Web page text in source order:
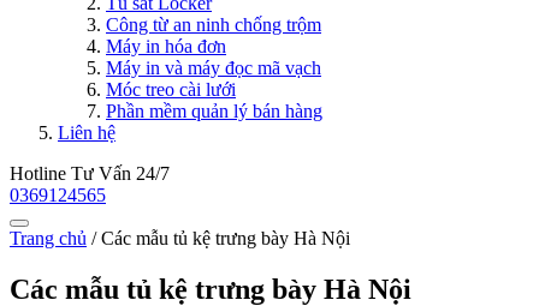
Công từ an ninh chống trộm
Máy in hóa đơn
Máy in và máy đọc mã vạch
Móc treo cài lưới
Phần mềm quản lý bán hàng
Liên hệ
Hotline Tư Vấn 24/7
0369124565
Trang chủ /Các mẫu tủ kệ trưng bày Hà Nội
Các mẫu tủ kệ trưng bày Hà Nội